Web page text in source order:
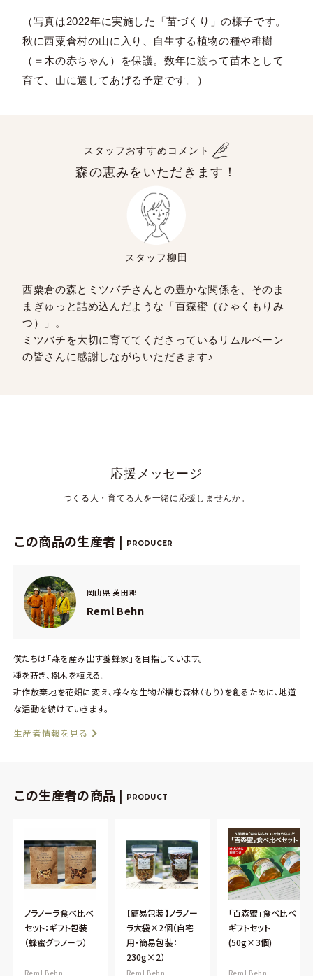
（写真は2022年に実施した「苗づくり」の様子です。
秋に西粟倉村の山に入り、自生する植物の種や稚樹
（＝木の赤ちゃん）を保護。数年に渡って苗木として
育て、山に還してあげる予定です。）
スタッフおすすめコメント
森の恵みをいただきます！
スタッフ柳田
西粟倉の森とミツバチさんとの豊かな関係を、そのま
まぎゅっと詰め込んだような「百森蜜（ひゃくもりみ
つ）」。
ミツバチを大切に育ててくださっているリムルベーン
の皆さんに感謝しながらいただきます♪
応援メッセージ
つくる人・育てる人を一緒に応援しませんか。
この商品の生産者 | PRODUCER
岡山県 英田郡
Reml Behn
僕たちは「森を産み出す養蜂家」を目指しています。
種を蒔き、樹木を植える。
耕作放棄地を花畑に変え、様々な生物が棲む森林（もり）を創るために、地道
な活動を続けていきます。
生産者情報を見る
この生産者の商品 | PRODUCT
ノラノーラ食べ比べ
セット：ギフト包装
（蜂蜜グラノーラ）
Reml Behn
【簡易包装】ノラノー
ラ大袋×2個（自宅
用・簡易包装：
230g×2）
Reml Behn
「百森蜜」食べ比べ
ギフトセット
(50g×3個)
Reml Behn